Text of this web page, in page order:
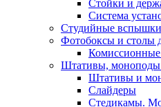
Стойки и
Система
Студийные вспышки
Фотобоксы и столы
Штативы, моноподы
Штативы и
Слайдеры
Стедикамы.